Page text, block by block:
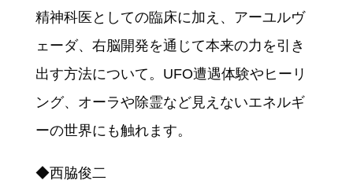
精神科医としての臨床に加え、アーユルヴ
ェーダ、右脳開発を通じて本来の力を引き
出す方法について。UFO遭遇体験やヒーリ
ング、オーラや除霊など見えないエネルギ
ーの世界にも触れます。
◆西脇俊二